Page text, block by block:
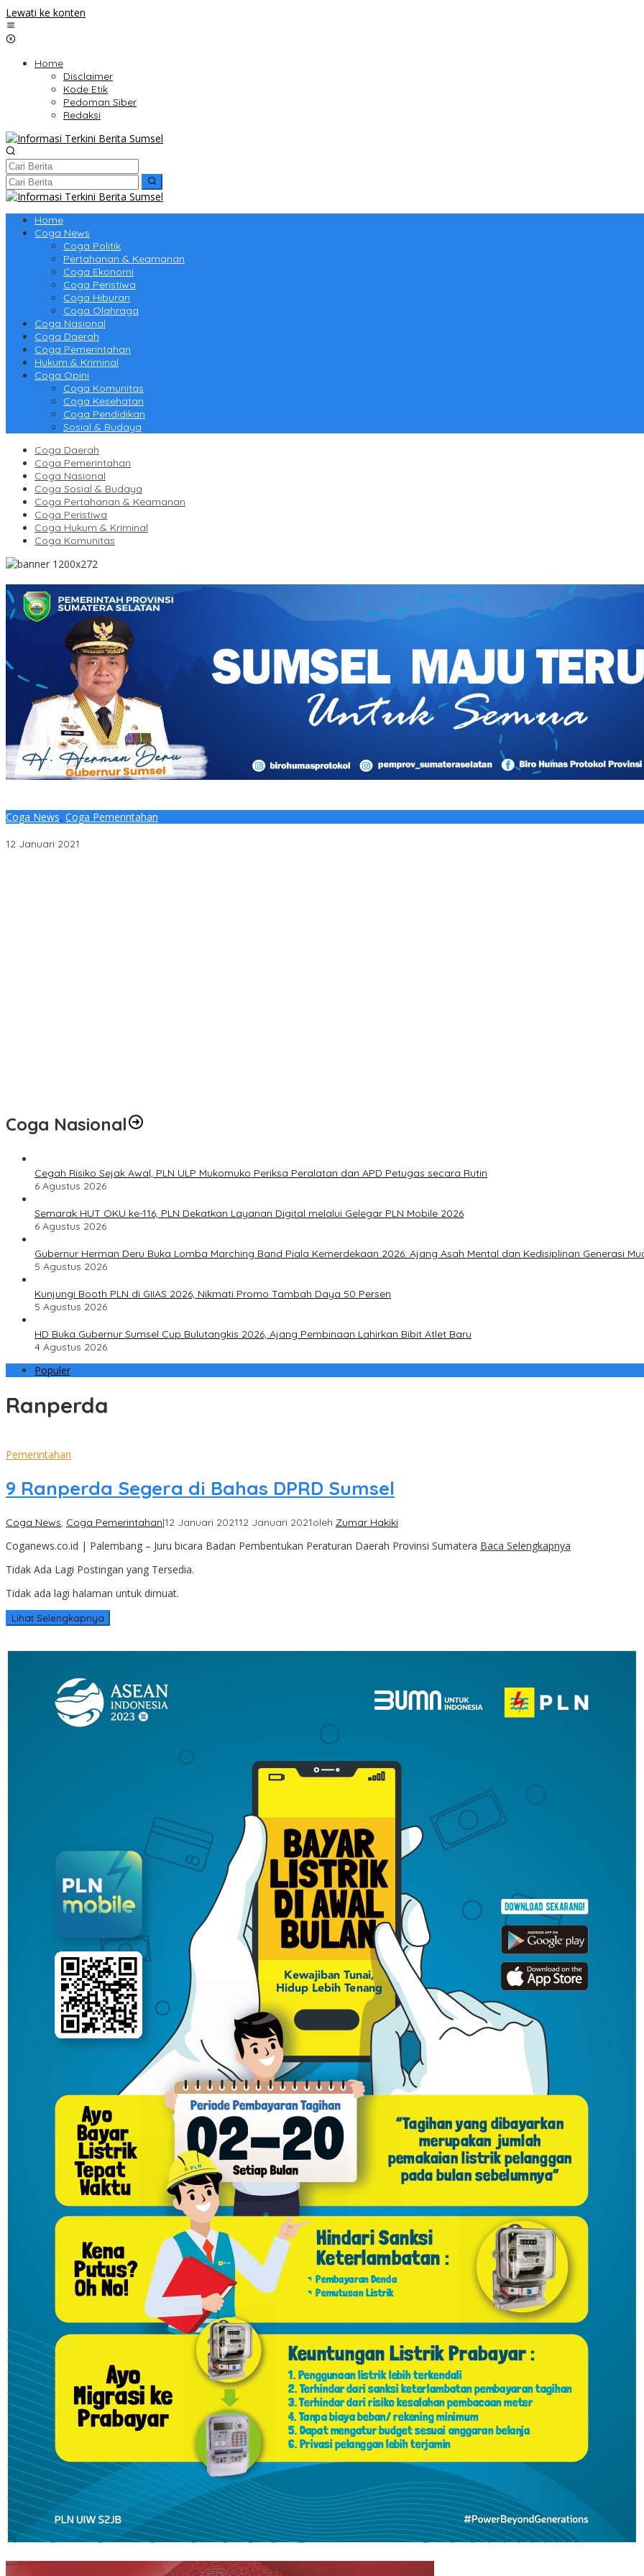
Lewati ke konten
Home
Disclaimer
Kode Etik
Pedoman Siber
Redaksi
Home
Coga News
Coga Politik
Pertahanan & Keamanan
Coga Ekonomi
Coga Peristiwa
Coga Hiburan
Coga Olahraga
Coga Nasional
Coga Daerah
Coga Pemerintahan
Hukum & Kriminal
Coga Opini
Coga Komunitas
Coga Kesehatan
Coga Pendidikan
Sosial & Budaya
Coga Daerah
Coga Pemerintahan
Coga Nasional
Coga Sosial & Budaya
Coga Pertahanan & Keamanan
Coga Peristiwa
Coga Hukum & Kriminal
Coga Komunitas
Coga News, Coga Pemerintahan
12 Januari 2021
Coga Nasional
Cegah Risiko Sejak Awal, PLN ULP Mukomuko Periksa Peralatan dan APD Petugas secara Rutin
6 Agustus 2026
Semarak HUT OKU ke-116, PLN Dekatkan Layanan Digital melalui Gelegar PLN Mobile 2026
6 Agustus 2026
Gubernur Herman Deru Buka Lomba Marching Band Piala Kemerdekaan 2026: Ajang Asah Mental dan Kedisiplinan Generasi
5 Agustus 2026
Kunjungi Booth PLN di GIIAS 2026, Nikmati Promo Tambah Daya 50 Persen
5 Agustus 2026
HD Buka Gubernur Sumsel Cup Bulutangkis 2026, Ajang Pembinaan Lahirkan Bibit Atlet Baru
4 Agustus 2026
Populer
Ranperda
Pemerintahan
9 Ranperda Segera di Bahas DPRD Sumsel
Coga News, Coga Pemerintahan|12 Januari 202112 Januari 2021oleh Zumar Hakiki
Coganews.co.id | Palembang – Juru bicara Badan Pembentukan Peraturan Daerah Provinsi Sumatera Baca Selengkapnya
Tidak Ada Lagi Postingan yang Tersedia.
Tidak ada lagi halaman untuk dimuat.
Lihat Selengkapnya